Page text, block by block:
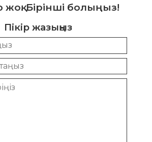
жоқ. Бірінші болыңыз!
Пікір жазыңыз